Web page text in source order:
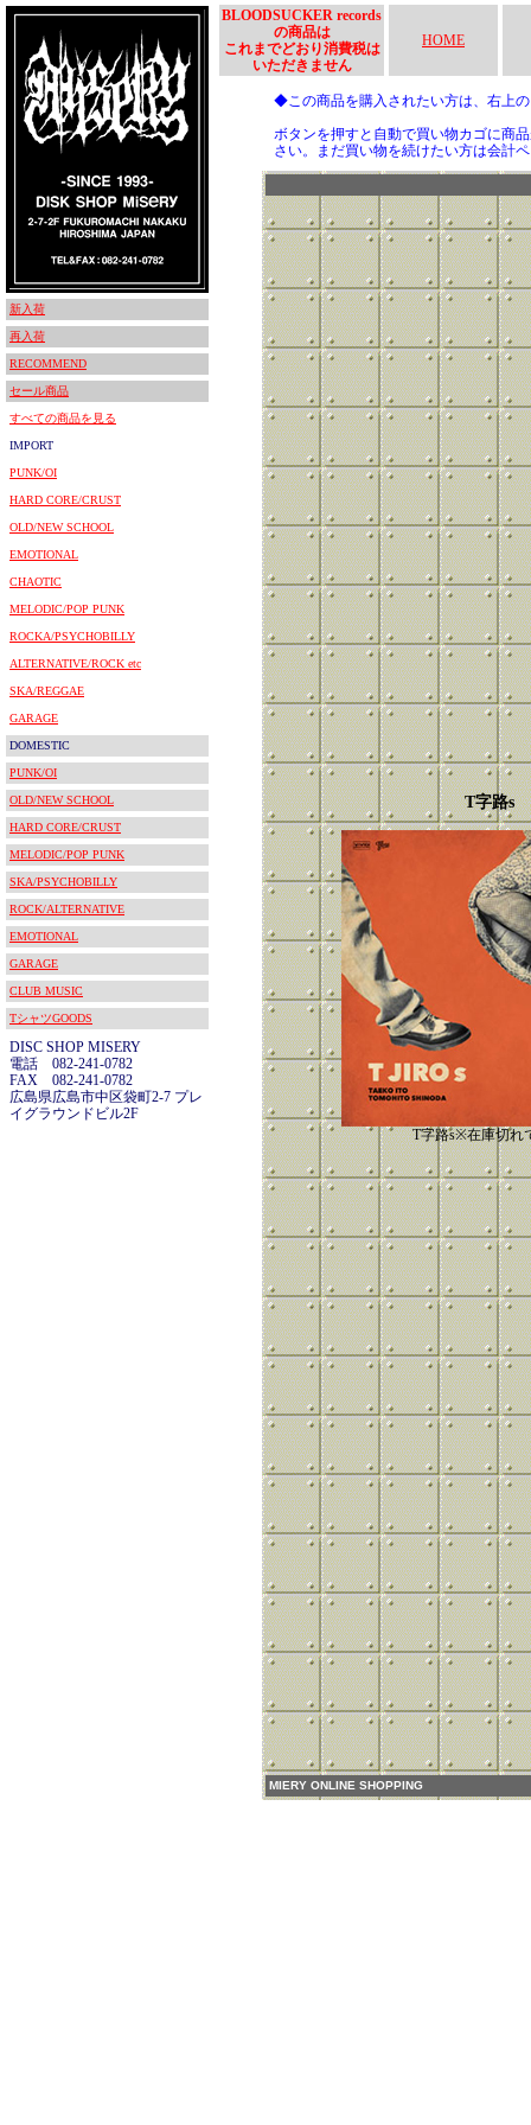
新入荷
再入荷
RECOMMEND
セール商品
すべての商品を見る
IMPORT
PUNK/OI
HARD CORE/CRUST
OLD/NEW SCHOOL
EMOTIONAL
CHAOTIC
MELODIC/POP PUNK
ROCKA/PSYCHOBILLY
ALTERNATIVE/ROCK etc
SKA/REGGAE
GARAGE
DOMESTIC
PUNK/OI
OLD/NEW SCHOOL
HARD CORE/CRUST
MELODIC/POP PUNK
SKA/PSYCHOBILLY
ROCK/ALTERNATIVE
EMOTIONAL
GARAGE
CLUB MUSIC
TシャツGOODS
DISC SHOP MISERY
電話 082-241-0782
FAX 082-241-0782
広島県広島市中区袋町2-7 プレ
イグラウンドビル2F
BLOODSUCKER records
の商品は
これまでどおり消費税は
いただきません
HOME
◆この商品を購入されたい方は、右上
ボタンを押すと自動で買い物カゴに商
さい。まだ買い物を続けたい方は会計
T字路s
T字路s※在庫切れ
MIERY ONLINE SHOPPING